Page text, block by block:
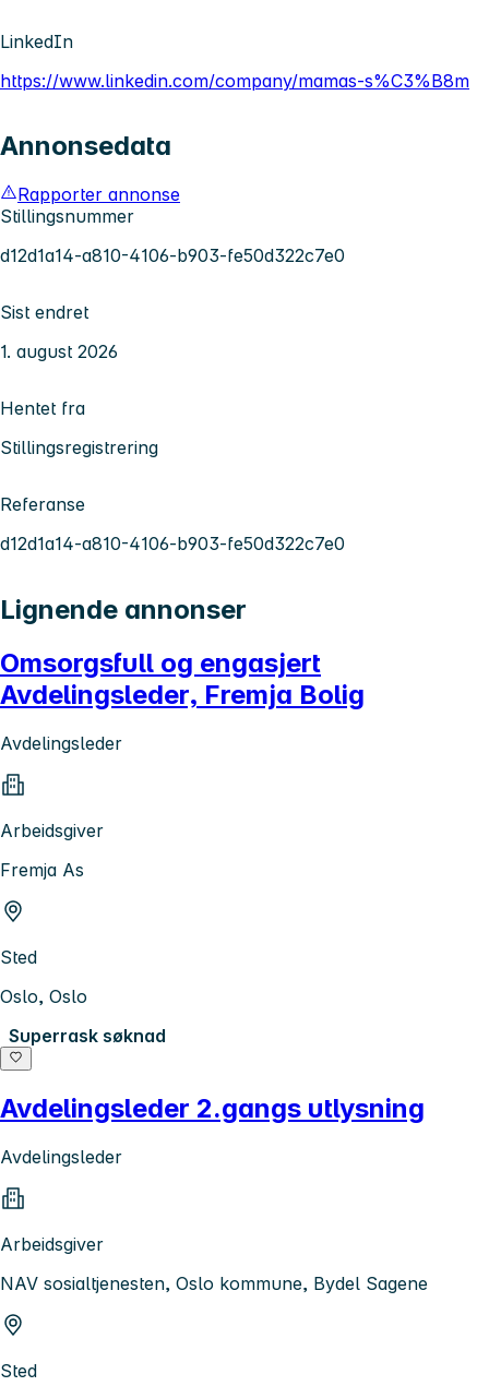
LinkedIn
https://www.linkedin.com/company/mamas-s%C3%B8m
Annonsedata
Rapporter annonse
Stillingsnummer
d12d1a14-a810-4106-b903-fe50d322c7e0
Sist endret
1. august 2026
Hentet fra
Stillingsregistrering
Referanse
d12d1a14-a810-4106-b903-fe50d322c7e0
Lignende annonser
Omsorgsfull og engasjert
Avdelingsleder, Fremja Bolig
Avdelingsleder
Arbeidsgiver
Fremja As
Sted
Oslo, Oslo
Superrask søknad
Avdelingsleder 2.gangs utlysning
Avdelingsleder
Arbeidsgiver
NAV sosialtjenesten, Oslo kommune, Bydel Sagene
Sted